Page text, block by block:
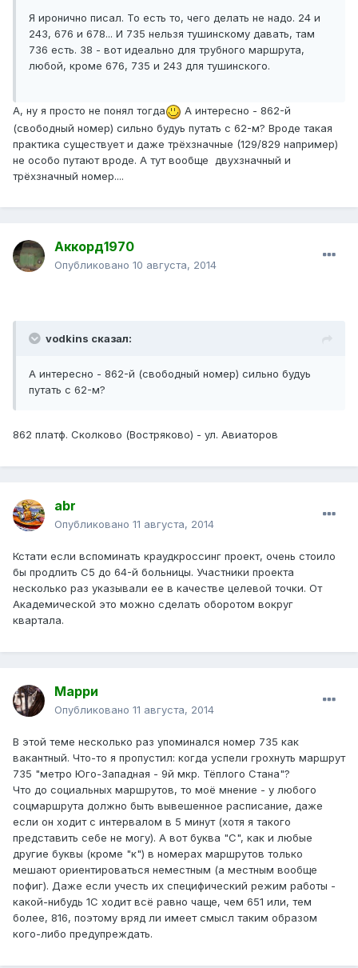
Я иронично писал. То есть то, чего делать не надо. 24 и
243, 676 и 678... И 735 нельзя тушинскому давать, там
736 есть. 38 - вот идеально для трубного маршрута,
любой, кроме 676, 735 и 243 для тушинского.
А, ну я просто не понял тогда
А интересно - 862-й
(свободный номер) сильно будуь путать с 62-м? Вроде такая
практика существует и даже трёхзначные (129/829 например)
не особо путают вроде. А тут вообще двухзначный и
трёхзначный номер....
Аккорд1970
Опубликовано 10 августа, 2014
vodkins сказал:
А интересно - 862-й (свободный номер) сильно будуь
путать с 62-м?
862 платф. Сколково (Востряково) - ул. Авиаторов
abr
Опубликовано 11 августа, 2014
Кстати если вспоминать краудкроссинг проект, очень стоило
бы продлить С5 до 64-й больницы. Участники проекта
несколько раз указывали ее в качестве целевой точки. От
Академической это можно сделать оборотом вокруг
квартала.
Марри
Опубликовано 11 августа, 2014
В этой теме несколько раз упоминался номер 735 как
вакантный. Что-то я пропустил: когда успели грохнуть маршрут
735 "метро Юго-Западная - 9й мкр. Тёплого Стана"?
Что до социальных маршрутов, то моё мнение - у любого
соцмаршрута должно быть вывешенное расписание, даже
если он ходит с интервалом в 5 минут (хотя я такого
представить себе не могу). А вот буква "С", как и любые
другие буквы (кроме "к") в номерах маршрутов только
мешают ориентироваться неместным (а местным вообще
пофиг). Даже если учесть их специфический режим работы -
какой-нибудь 1С ходит всё равно чаще, чем 651 или, тем
более, 816, поэтому вряд ли имеет смысл таким образом
кого-либо предупреждать.